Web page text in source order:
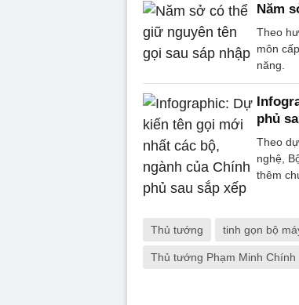
Năm
Theo
môn
năng.
phủ
Theo
nghệ,
thêm
Thủ tướng tinh gọn bộ
Thủ tướng Phạm Minh Chính